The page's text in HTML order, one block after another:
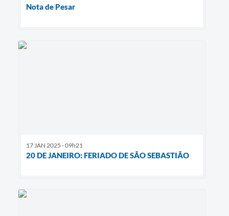
Nota de Pesar
17 JAN 2025 - 09h21
20 DE JANEIRO: FERIADO DE SÃO SEBASTIÃO